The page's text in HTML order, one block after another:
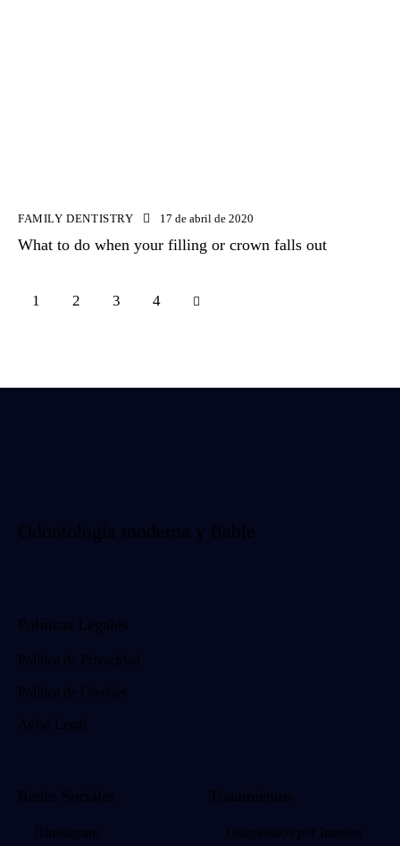
FAMILY DENTISTRY 17 de abril de 2020
What to do when your filling or crown falls out
1 2 3 4
Odontología moderna y fiable
Políticas Legales
Política de Privacidad
Política de Cookies
Aviso Legal
Redes Sociales
Instagram
Tratamientos
Diagnóstico por Imagen